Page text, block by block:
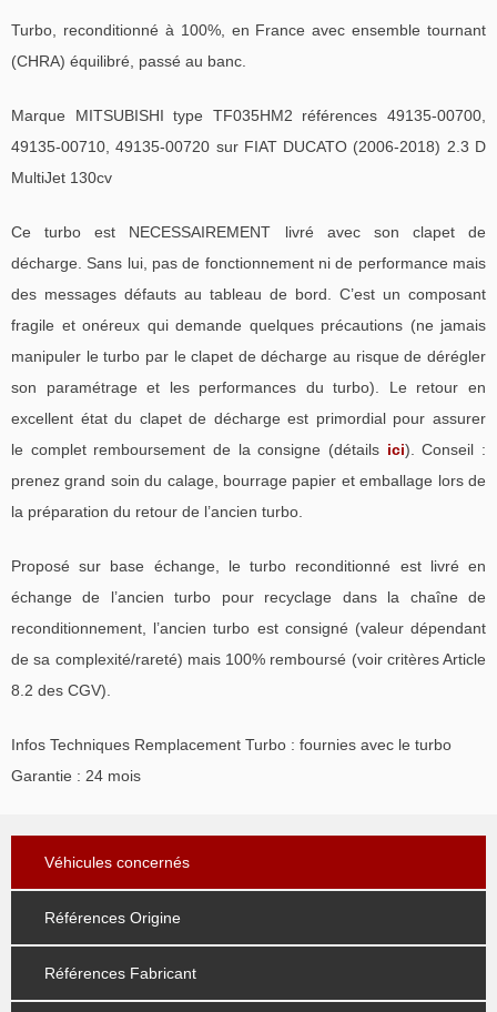
Turbo, reconditionné à 100%, en France avec ensemble tournant
(CHRA) équilibré, passé au banc.
Marque MITSUBISHI type TF035HM2 références 49135-00700,
49135-00710, 49135-00720 sur FIAT DUCATO (2006-2018) 2.3 D
MultiJet 130cv
Ce turbo est NECESSAIREMENT livré avec son clapet de
décharge. Sans lui, pas de fonctionnement ni de performance mais
des messages défauts au tableau de bord. C’est un composant
fragile et onéreux qui demande quelques précautions (ne jamais
manipuler le turbo par le clapet de décharge au risque de dérégler
son paramétrage et les performances du turbo). Le retour en
excellent état du clapet de décharge est primordial pour assurer
le complet remboursement de la consigne (détails ici). Conseil :
prenez grand soin du calage, bourrage papier et emballage lors de
la préparation du retour de l’ancien turbo.
Proposé sur base échange, le turbo reconditionné est livré en
échange de l’ancien turbo pour recyclage dans la chaîne de
reconditionnement, l’ancien turbo est consigné (valeur dépendant
de sa complexité/rareté) mais 100% remboursé (voir critères Article
8.2 des CGV).
Infos Techniques Remplacement Turbo : fournies avec le turbo
Garantie : 24 mois
Véhicules concernés
Références Origine
Références Fabricant